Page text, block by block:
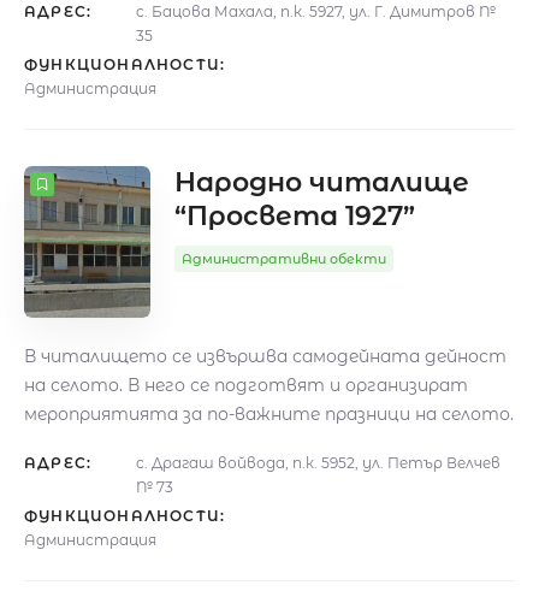
АДРЕС:
с. Бацова Махала, п.к. 5927, ул. Г. Димитров №
35
ФУНКЦИОНАЛНОСТИ:
Администрация
Народно читалище
“Просвета 1927”
Административни обекти
В читалището се извършва самодейната дейност
на селото. В него се подготвят и организират
мероприятията за по-важните празници на селото.
АДРЕС:
с. Драгаш войвода, п.к. 5952, ул. Петър Велчев
№ 73
ФУНКЦИОНАЛНОСТИ:
Администрация